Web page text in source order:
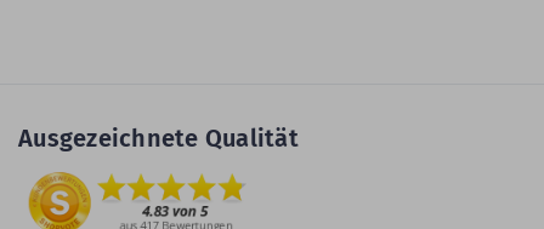
Ausgezeichnete Qualität